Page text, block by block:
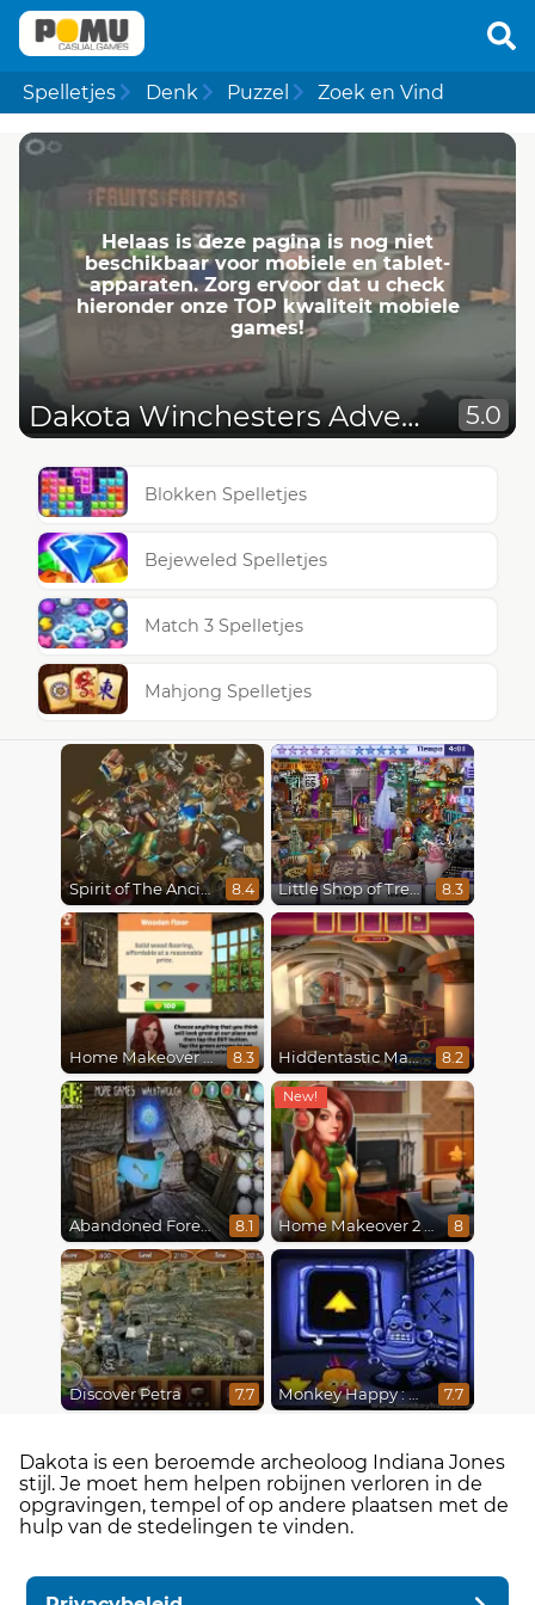
Spelletjes Denk Puzzel Zoek en Vind
Helaas is deze pagina is nog niet
beschikbaar voor mobiele en tablet-
apparaten. Zorg ervoor dat u check
hieronder onze TOP kwaliteit mobiele
games!
Dakota Winchesters Adventures 5.0
Blokken Spelletjes
Bejeweled Spelletjes
Match 3 Spelletjes
Mahjong Spelletjes
Spirit of The Ancient Forest 8.4 Little Shop of Treasures 8.3
Home Makeover Hidden Object 8.3 Hiddentastic Mansion 8.2
Abandoned Forest House 8.1 Home Makeover 2 Hidden Object 8
Discover Petra 7.7 Monkey Happy : Stage 0112 7.7
Dakota is een beroemde archeoloog Indiana Jones
stijl. Je moet hem helpen robijnen verloren in de
opgravingen, tempel of op andere plaatsen met de
hulp van de stedelingen te vinden.